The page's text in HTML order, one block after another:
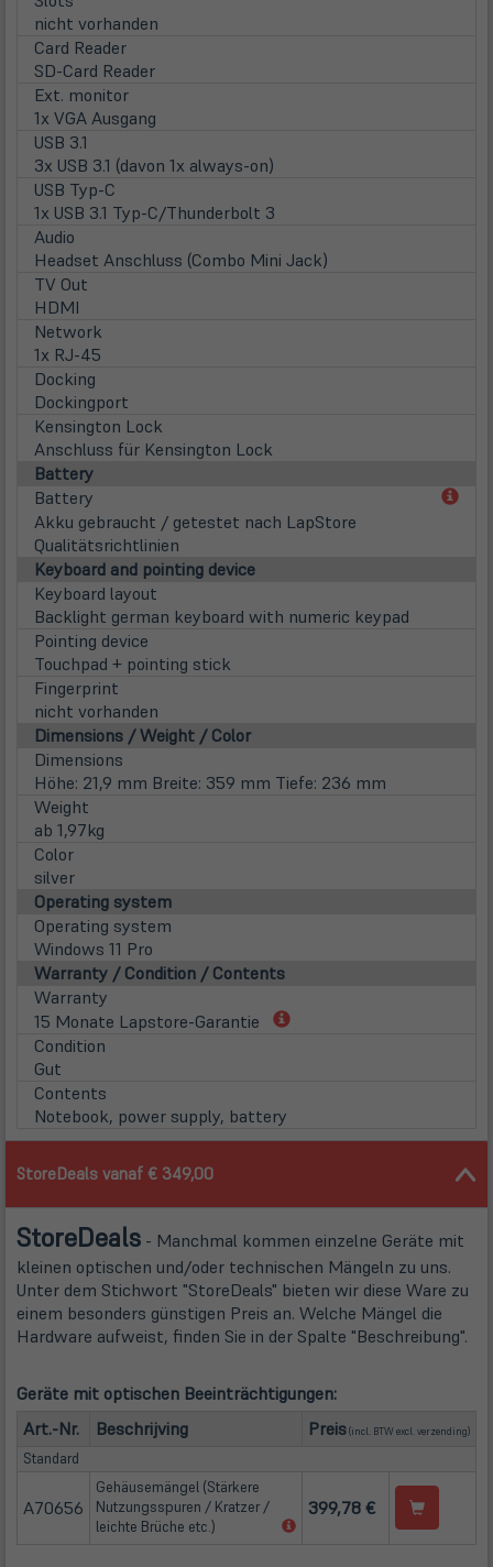
nicht vorhanden
Card Reader
SD-Card Reader
Ext. monitor
1x VGA Ausgang
USB 3.1
3x USB 3.1 (davon 1x always-on)
USB Typ-C
1x USB 3.1 Typ-C/Thunderbolt 3
Audio
Headset Anschluss (Combo Mini Jack)
TV Out
HDMI
Network
1x RJ-45
Docking
Dockingport
Kensington Lock
Anschluss für Kensington Lock
Battery
Battery
Akku gebraucht / getestet nach LapStore
Qualitätsrichtlinien
Keyboard and pointing device
Keyboard layout
Backlight german keyboard with numeric keypad
Pointing device
Touchpad + pointing stick
Fingerprint
nicht vorhanden
Dimensions / Weight / Color
Dimensions
Höhe: 21,9 mm Breite: 359 mm Tiefe: 236 mm
Weight
ab 1,97kg
Color
silver
Operating system
Operating system
Windows 11 Pro
Warranty / Condition / Contents
Warranty
15 Monate Lapstore-Garantie
(öffnet
Condition
Gut
Contents
Notebook, power supply, battery
StoreDeals vanaf € 349,00
StoreDeals - Manchmal kommen einzelne Geräte mit
kleinen optischen und/oder technischen Mängeln zu uns.
Unter dem Stichwort "StoreDeals" bieten wir diese Ware zu
einem besonders günstigen Preis an. Welche Mängel die
Hardware aufweist, finden Sie in der Spalte "Beschreibung".
Geräte mit optischen Beeinträchtigungen:
Art.-Nr.
Beschrijving Preis(incl. BTW excl. verzending)
Standard
A70656
Gehäusemängel (Stärkere
Nutzungsspuren / Kratzer /
leichte Brüche etc.)
(öffnet
399,78 €